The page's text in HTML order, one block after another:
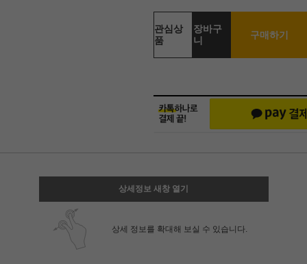
관심상
품
장바구
니
구매하기
상세정보 새창 열기
상세 정보를 확대해 보실 수 있습니다.